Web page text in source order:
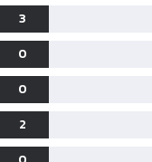
3
0
0
2